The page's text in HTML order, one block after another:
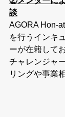
談
AGORA Hon-
を行うインキ
ーが在籍してお
チャレンジャ
リングや事業